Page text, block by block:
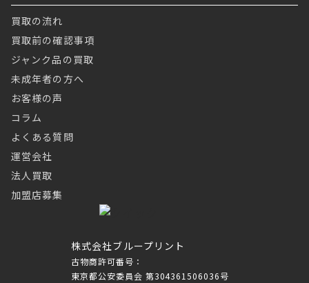
株式会社ブループリント
古物商許可番号：
東京都公安委員会 第304361506036号
買取の流れ
買取前の確認事項
ジャンク品の買取
未成年者の方へ
お客様の声
コラム
よくある質問
運営会社
法人買取
加盟店募集